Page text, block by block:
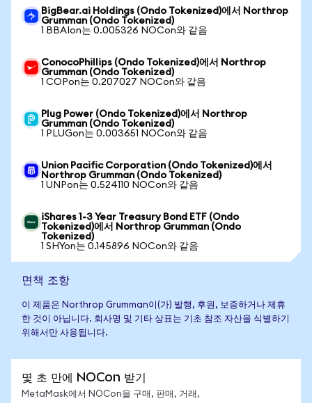
BigBear.ai Holdings (Ondo Tokenized)에서 Northrop
Grumman (Ondo Tokenized)
1 BBAIon는 0.005326 NOCon와 같음
ConocoPhillips (Ondo Tokenized)에서 Northrop
Grumman (Ondo Tokenized)
1 COPon는 0.207027 NOCon와 같음
Plug Power (Ondo Tokenized)에서 Northrop
Grumman (Ondo Tokenized)
1 PLUGon는 0.003651 NOCon와 같음
Union Pacific Corporation (Ondo Tokenized)에서
Northrop Grumman (Ondo Tokenized)
1 UNPon는 0.524110 NOCon와 같음
iShares 1-3 Year Treasury Bond ETF (Ondo
Tokenized)에서 Northrop Grumman (Ondo
Tokenized)
1 SHYon는 0.145896 NOCon와 같음
면책 조항
이 제품은 Northrop Grumman이(가) 발행, 후원, 보증하거나 제휴
한 것이 아닙니다. 회사명 및 기타 상표는 기초 참조 자산을 식별하기
위해서만 사용됩니다.
몇 초 만에 NOCon 받기
MetaMask에서 NOCon을 구매, 판매, 거래,